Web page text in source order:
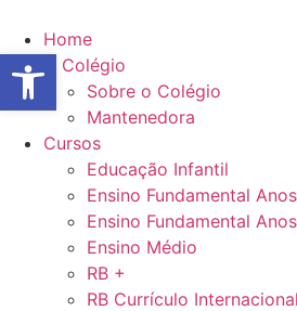
para
conteúdo
Home
O Colégio
Sobre o Colégio
Mantenedora
Cursos
Educação Infantil
Ensino Fundamental
Ensino Fundamental
Ensino Médio
RB +
RB Currículo Internacional
Abrir a barra de ferramentas